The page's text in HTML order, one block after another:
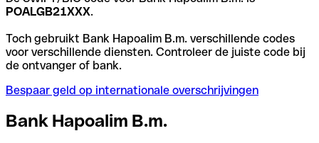
POALGB21XXX.
Toch gebruikt Bank Hapoalim B.m. verschillende codes
voor verschillende diensten. Controleer de juiste code bij
de ontvanger of bank.
Bespaar geld op internationale overschrijvingen
Bank Hapoalim B.m.